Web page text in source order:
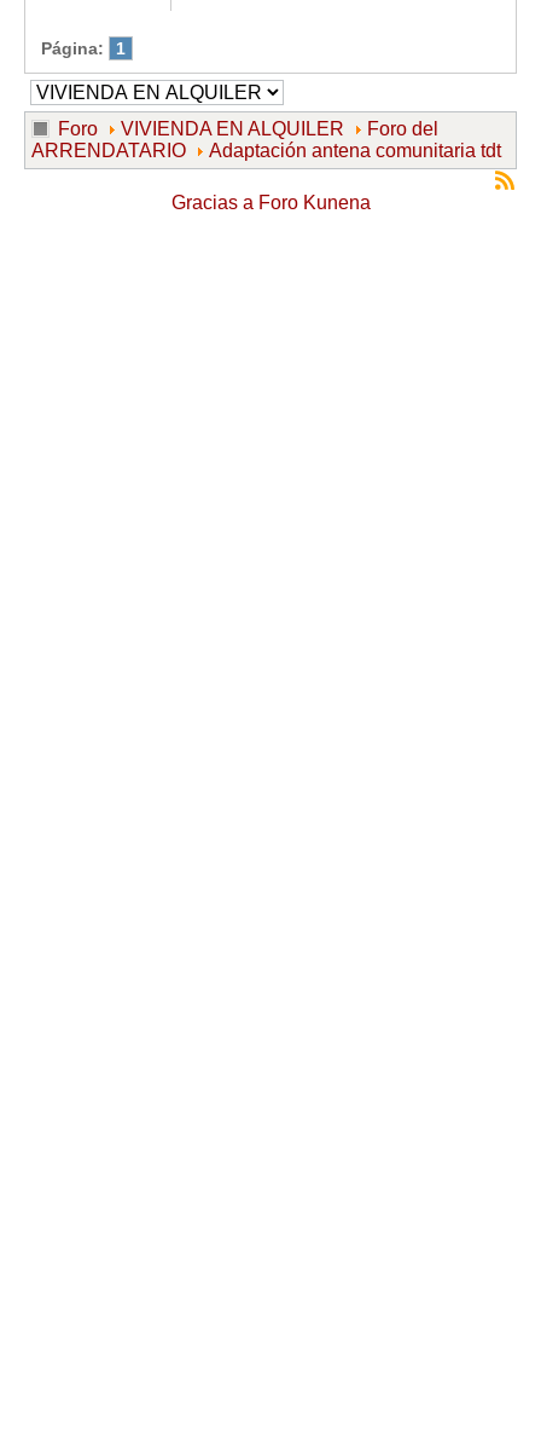
Página: 1
Foro VIVIENDA EN ALQUILER
Foro del
ARRENDATARIO
Adaptación antena comunitaria tdt
Gracias a Foro Kunena